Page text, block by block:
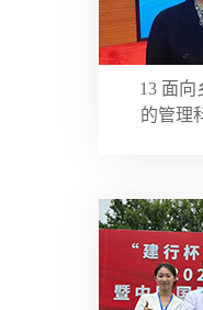
13 面向
的管理